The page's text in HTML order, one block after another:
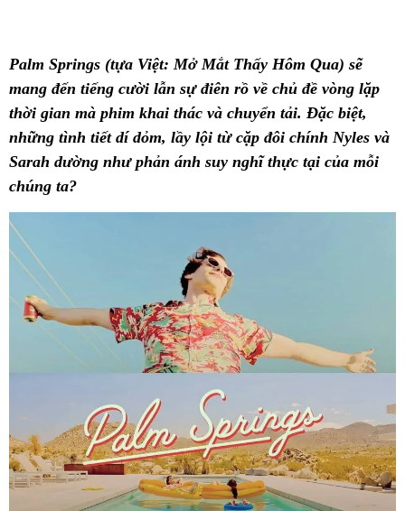
Palm Springs (tựa Việt: Mở Mắt Thấy Hôm Qua) sẽ
mang đến tiếng cười lẫn sự điên rồ về chủ đề vòng lặp
thời gian mà phim khai thác và chuyển tải. Đặc biệt,
những tình tiết dí dỏm, lầy lội từ cặp đôi chính Nyles và
Sarah dường như phản ánh suy nghĩ thực tại của mỗi
chúng ta?